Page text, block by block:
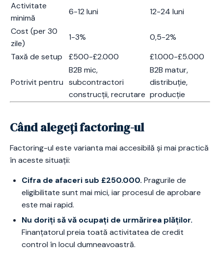
Activitate
minimă
6-12 luni
12-24 luni
Cost (per 30
zile)
1-3%
0,5-2%
Taxă de setup
£500-£2.000 £1.000-£5.000
Potrivit pentru
B2B mic,
subcontractori
construcții, recrutare
B2B matur,
distribuție,
producție
Când alegeți factoring-ul
Factoring-ul este varianta mai accesibilă și mai practică
în aceste situații:
Cifra de afaceri sub £250.000. Pragurile de
eligibilitate sunt mai mici, iar procesul de aprobare
este mai rapid.
Nu doriți să vă ocupați de urmărirea plăților.
Finanțatorul preia toată activitatea de credit
control în locul dumneavoastră.